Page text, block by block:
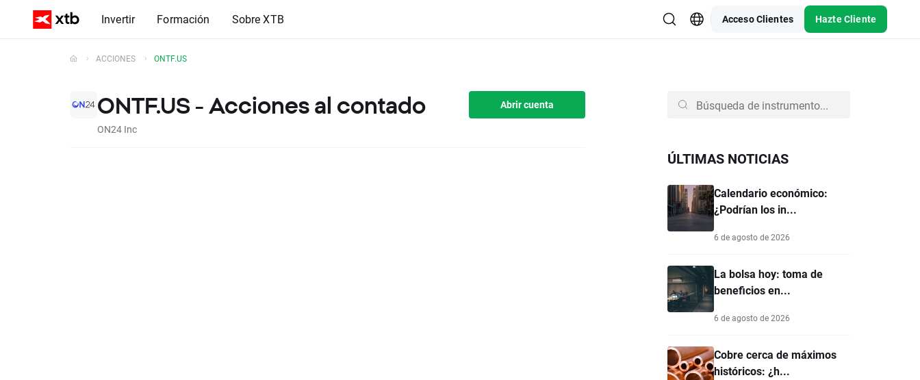
Invertir Formación Sobre XTB Acceso Clientes Hazte Cliente
ACCIONES ONTF.US
ONTF.US - Acciones al contado
ON24 Inc
Abrir cuenta
ÚLTIMAS NOTICIAS
Calendario económico:
¿Podrían los in...
6 de agosto de 2026
La bolsa hoy: toma de
beneficios en...
6 de agosto de 2026
Cobre cerca de máximos
históricos: ¿h...